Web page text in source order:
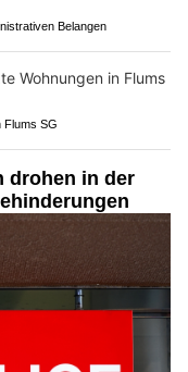
Belangen
Flums SG
drohen in der